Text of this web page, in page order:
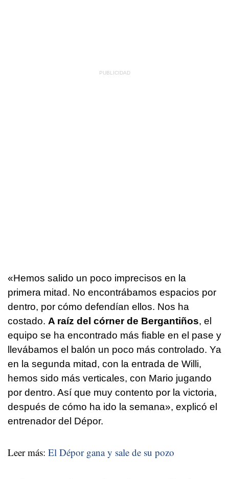
«Hemos salido un poco imprecisos en la
primera mitad. No encontrábamos espacios por
dentro, por cómo defendían ellos. Nos ha
costado. A raíz del córner de Bergantiños, el
equipo se ha encontrado más fiable en el pase y
llevábamos el balón un poco más controlado. Ya
en la segunda mitad, con la entrada de Willi,
hemos sido más verticales, con Mario jugando
por dentro. Así que muy contento por la victoria,
después de cómo ha ido la semana», explicó el
entrenador del Dépor.
Leer más: El Dépor gana y sale de su pozo